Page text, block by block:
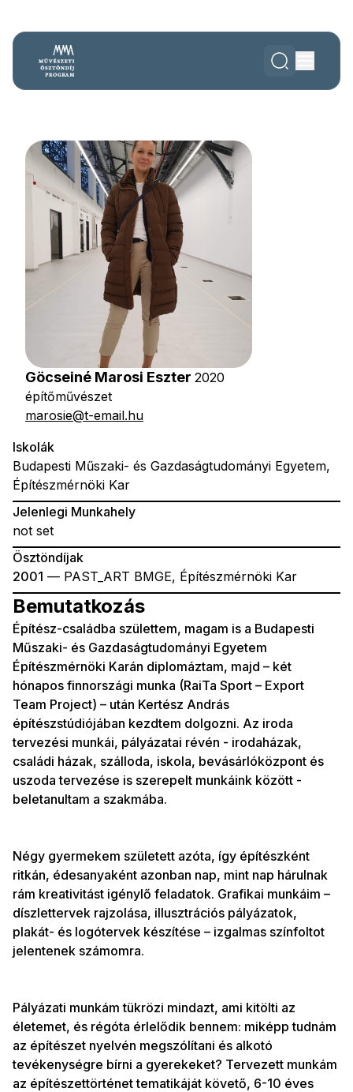
Göcseiné Marosi Eszter 2020
építőművészet
marosie@t-email.hu
Bemutatkozás
Építész-családba születtem, magam is a Budapesti
Műszaki- és Gazdaságtudományi Egyetem
Építészmérnöki Karán diplomáztam, majd – két
hónapos finnországi munka (RaiTa Sport – Export
Team Project) – után Kertész András
építészstúdiójában kezdtem dolgozni. Az iroda
tervezési munkái, pályázatai révén - irodaházak,
családi házak, szálloda, iskola, bevásárlóközpont és
uszoda tervezése is szerepelt munkáink között -
beletanultam a szakmába.
Négy gyermekem született azóta, így építészként
ritkán, édesanyaként azonban nap, mint nap hárulnak
rám kreativitást igénylő feladatok. Grafikai munkáim –
díszlettervek rajzolása, illusztrációs pályázatok,
plakát- és logótervek készítése – izgalmas színfoltot
jelentenek számomra.
Pályázati munkám tükrözi mindazt, ami kitölti az
életemet, és régóta érlelődik bennem: miképp tudnám
az építészet nyelvén megszólítani és alkotó
tevékenységre bírni a gyerekeket? Tervezett munkám
az építészettörténet tematikáját követő, 6-10 éves
Iskolák
Budapesti Műszaki- és Gazdaságtudományi Egyetem,
Építészmérnöki Kar
Jelenlegi Munkahely
not set
Ösztöndíjak
2001 — PAST_ART BMGE, Építészmérnöki Kar